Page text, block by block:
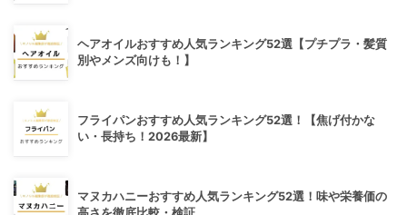
ヘアオイルおすすめ人気ランキング52選【プチプラ・髪質
別やメンズ向けも！】
フライパンおすすめ人気ランキング52選！【焦げ付かな
い・長持ち！2026最新】
マヌカハニーおすすめ人気ランキング52選！味や栄養価の